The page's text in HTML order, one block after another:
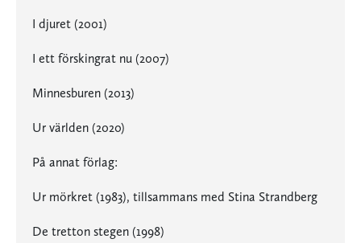
I djuret (2001)
I ett förskingrat nu (2007)
Minnesburen (2013)
Ur världen (2020)
På annat förlag:
Ur mörkret (1983), tillsammans med Stina Strandberg
De tretton stegen (1998)